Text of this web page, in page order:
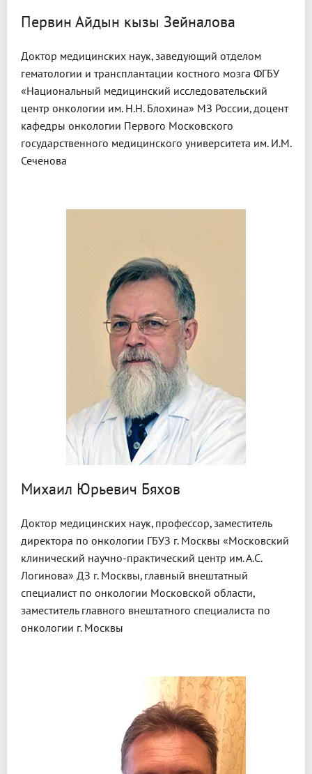
Первин Айдын кызы Зейналова
Доктор медицинских наук, заведующий отделом
гематологии и трансплантации костного мозга ФГБУ
«Национальный медицинский исследовательский
центр онкологии им. Н.Н. Блохина» МЗ России, доцент
кафедры онкологии Первого Московского
государственного медицинского университета им. И.М.
Сеченова
Михаил Юрьевич Бяхов
Доктор медицинских наук, профессор, заместитель
директора по онкологии ГБУЗ г. Москвы «Московский
клинический научно-практический центр им. А.С.
Логинова» ДЗ г. Москвы, главный внештатный
специалист по онкологии Московской области,
заместитель главного внештатного специалиста по
онкологии г. Москвы